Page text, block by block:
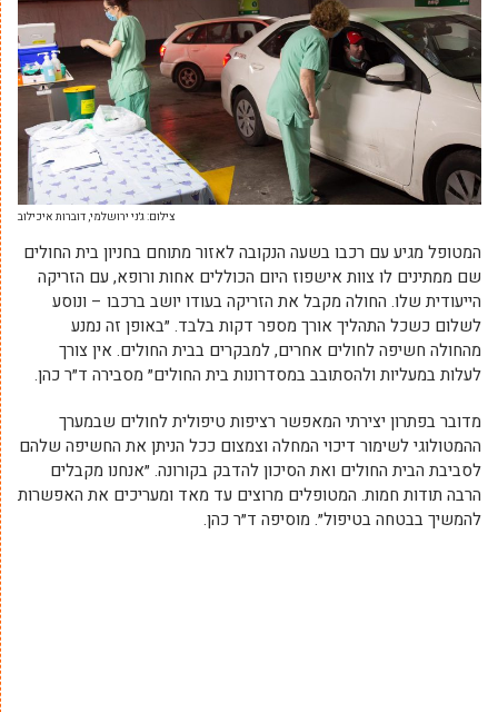
צילום: ג׳ני ירושלמי, דוברות איכילוב
המטופל מגיע עם רכבו בשעה הנקובה לאזור מתוחם בחניון בית החולים
שם ממתינים לו צוות אישפוז היום הכוללים אחות ורופא, עם הזריקה
הייעודית שלו. החולה מקבל את הזריקה בעודו יושב ברכבו – ונוסע
לשלום כשכל התהליך אורך מספר דקות בלבד. ״באופן זה נמנע
מהחולה חשיפה לחולים אחרים, למבקרים בבית החולים. אין צורך
לעלות במעליות ולהסתובב במסדרונות בית החולים״ מסבירה ד״ר כהן.
מדובר בפתרון יצירתי המאפשר רציפות טיפולית לחולים שבמערך
ההמטולוגי לשימור דיכוי המחלה וצמצום ככל הניתן את החשיפה שלהם
לסביבת הבית החולים ואת הסיכון להדבק בקורונה. ״אנחנו מקבלים
הרבה תודות חמות. המטופלים מרוצים עד מאד ומעריכים את האפשרות
להמשיך בבטחה בטיפול״. מוסיפה ד״ר כהן.